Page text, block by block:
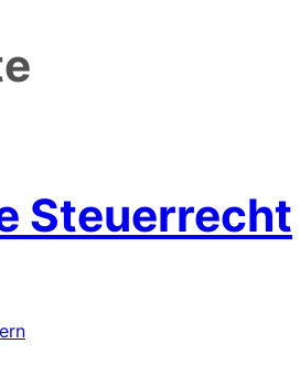
Steuerrecht